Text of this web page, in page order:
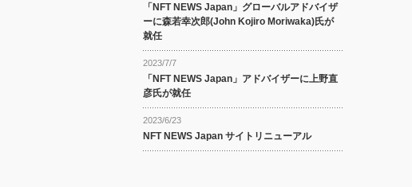
「NFT NEWS Japan」グローバルアドバイザ
ーに森若幸次郎(John Kojiro Moriwaka)氏が
就任
2023/7/7
「NFT NEWS Japan」アドバイザーに上野直
彦氏が就任
2023/6/23
NFT NEWS Japan サイトリニューアル